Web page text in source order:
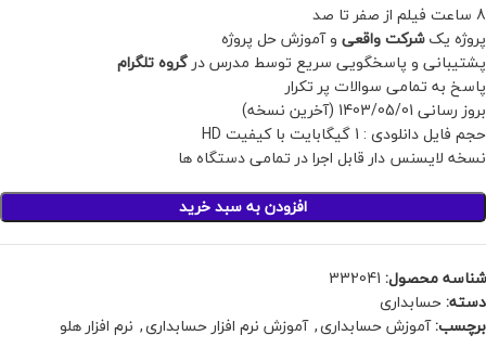
8 ساعت فیلم از صفر تا صد
پروژه یکشرکت واقعی و آموزش حل پروژه
پشتیبانی و پاسخگویی سریع توسط مدرس درگروه تلگرام
پاسخ به تمامی سوالات پر تکرار
بروز رسانی 1403/05/01 (آخرین نسخه)
حجم فایل دانلودی : 1 گیگابایت با کیفیت HD
نسخه لایسنس دار قابل اجرا در تمامی دستگاه ها
افزودن به سبد خرید
شناسه محصول: 332041
دسته: حسابداری
برچسب: آموزش حسابداری, آموزش نرم افزار حسابداری, نرم افزار هلو